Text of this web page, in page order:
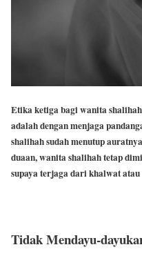
Etika ketiga bagi wanita
adalah dengan menjaga
shalihah sudah menutup
duaan, wanita shalihah tetap
supaya terjaga dari khalwat
Tidak Mendayu-